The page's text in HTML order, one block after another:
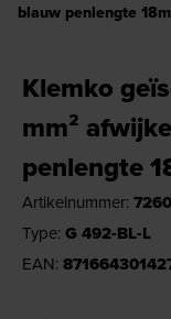
blauw penlengte
Klemko
mm²
penlengte
Artikelnummer:
Type: G 492-BL-L
EAN: